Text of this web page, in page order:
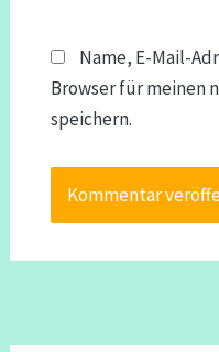
Name, E-Mail-
Browser für meinen
speichern.